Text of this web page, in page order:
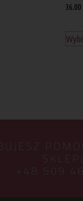
36.00
+48 509